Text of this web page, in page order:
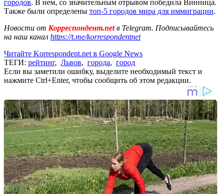
городов. В нем, со значительным отрывом победила Винница.
Также были определены топ-5 городов мира для иммиграции.
Новости от Корреспондент.netв Telegram. Подписывайтесь
на наш канал https://t.me/korrespondentnet
Читайте Korrespondent.net в Google News
ТЕГИ: рейтинг, Львов, города, город
Если вы заметили ошибку, выделите необходимый текст и
нажмите Ctrl+Enter, чтобы сообщить об этом редакции.